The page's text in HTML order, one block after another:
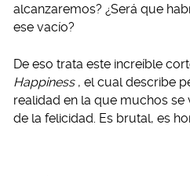
alcanzaremos? ¿Será que
ese vacío?
De eso trata este increíble
Happiness , el cual describe
realidad en la que muchos
de la felicidad. Es brutal, es